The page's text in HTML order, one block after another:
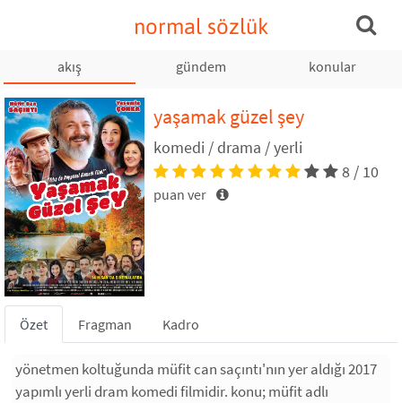
normal sözlük
akış gündem konular
yaşamak güzel şey
komedi / drama / yerli
8 / 10
puan ver
Özet Fragman Kadro
yönetmen koltuğunda müfit can saçıntı'nın yer aldığı 2017
yapımlı yerli dram komedi filmidir. konu; müfit adlı